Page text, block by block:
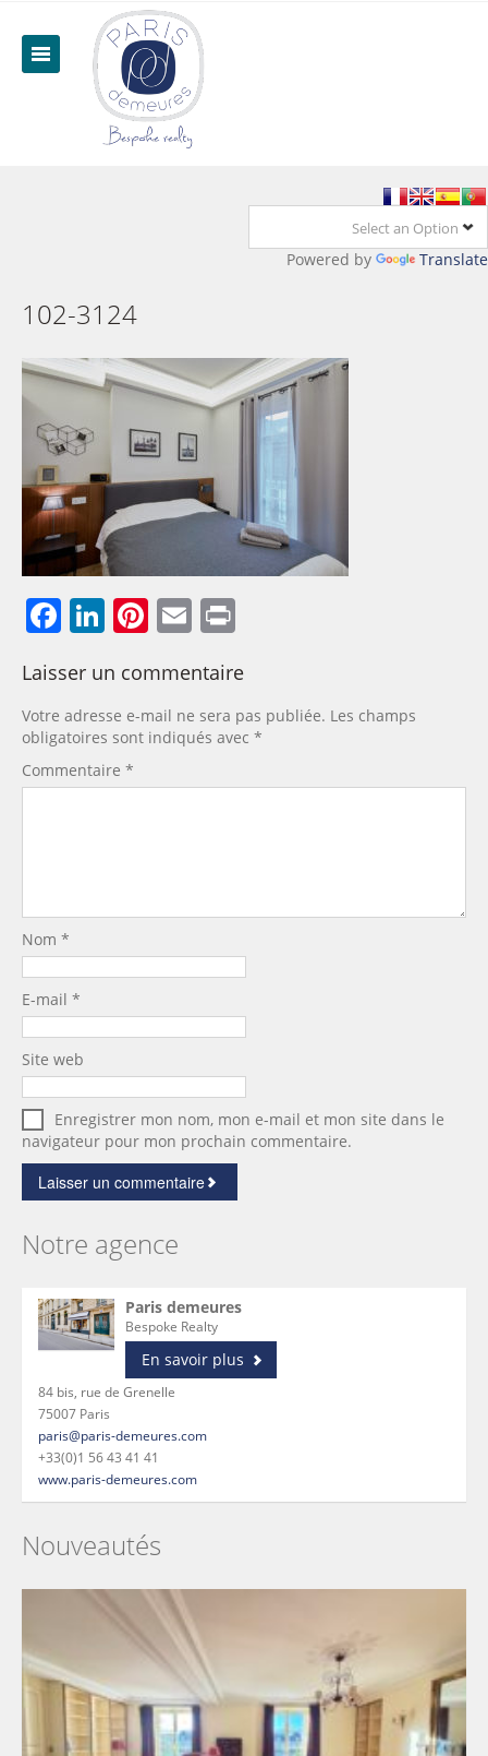
Select an Option
Powered by Translate
102-3124
Facebook
LinkedIn
Pinterest
Email
Laisser un commentaire
Votre adresse e-mail ne sera pas publiée. Les champs
obligatoires sont indiqués avec *
Commentaire *
Nom *
E-mail *
Site web
Enregistrer mon nom, mon e-mail et mon site dans le
navigateur pour mon prochain commentaire.
Notre agence
Paris demeures
Bespoke Realty
En savoir plus
84 bis, rue de Grenelle
75007 Paris
paris@paris-demeures.com
+33(0)1 56 43 41 41
www.paris-demeures.com
Nouveautés